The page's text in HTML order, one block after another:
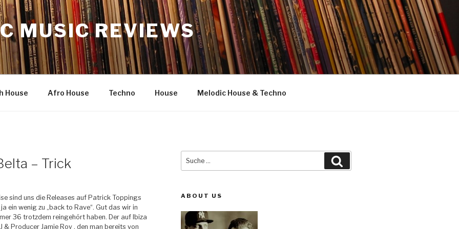
MUSIC REVIEWS
House Afro House Techno House Melodic House & Techno
– Trick
sind uns die Releases auf Patrick Toppings
ein wenig zu „back to Rave“. Gut das wir in
36 trotzdem reingehört haben. Der auf Ibiza
& Producer Jamie Roy , den man bereits von
Suche
ABOUT US